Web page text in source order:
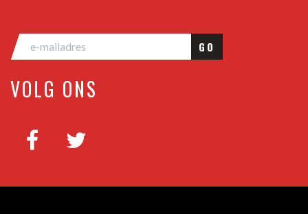
GO
VOLG ONS